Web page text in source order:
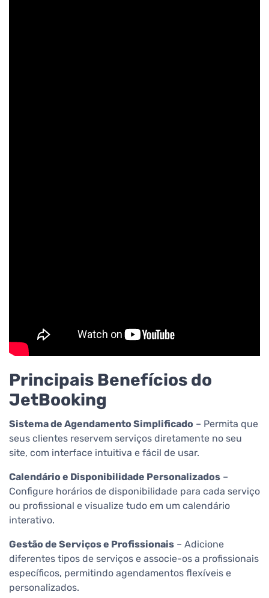
Principais Benefícios do
JetBooking
Sistema de Agendamento Simplificado – Permita que
seus clientes reservem serviços diretamente no seu
site, com interface intuitiva e fácil de usar.
Calendário e Disponibilidade Personalizados –
Configure horários de disponibilidade para cada serviço
ou profissional e visualize tudo em um calendário
interativo.
Gestão de Serviços e Profissionais – Adicione
diferentes tipos de serviços e associe-os a profissionais
específicos, permitindo agendamentos flexíveis e
personalizados.